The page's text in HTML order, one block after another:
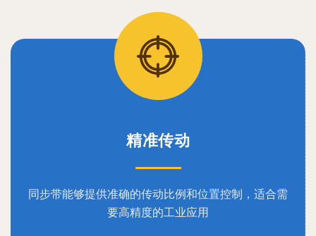
精准传动
同步带能够提供准确的传动比例和位置控制，适合需
要高精度的工业应用